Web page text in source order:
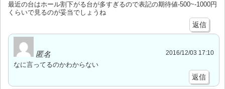
最近の台はホール割下がる台が多すぎるので表記の期待値-500~-1000円
くらいで見るのが妥当でしょうね
返信
匿名 2016/12/03 17:10
なに言ってるのかわからない
返信